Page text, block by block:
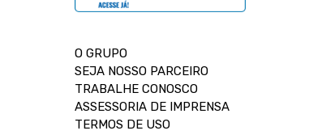
O GRUPO
SEJA NOSSO PARCEIRO
TRABALHE CONOSCO
ASSESSORIA DE IMPRENSA
TERMOS DE USO